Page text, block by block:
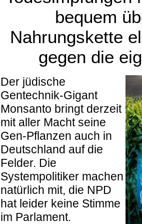
bequem
Nahrungskette
gegen die
Der jüdische
Gentechnik-Gigant
Monsanto bringt derzeit
mit aller Macht seine
Gen-Pflanzen auch in
Deutschland auf die
Felder. Die
Systempolitiker machen
natürlich mit, die NPD
hat leider keine Stimme
im Parlament.